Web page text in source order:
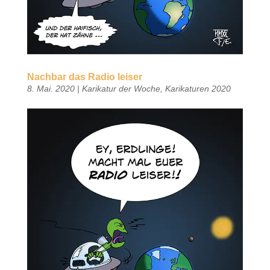
Nachbar das Radio leiser
8. Mai. 2020| Karikatur der Woche, Karikaturen 2020